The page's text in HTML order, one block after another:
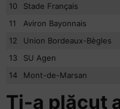
10
Stade Français
11
Aviron Bayonnais
12
Union Bordeaux-Bègles
13
SU Agen
14
Mont-de-Marsan
Ți-a plăcut